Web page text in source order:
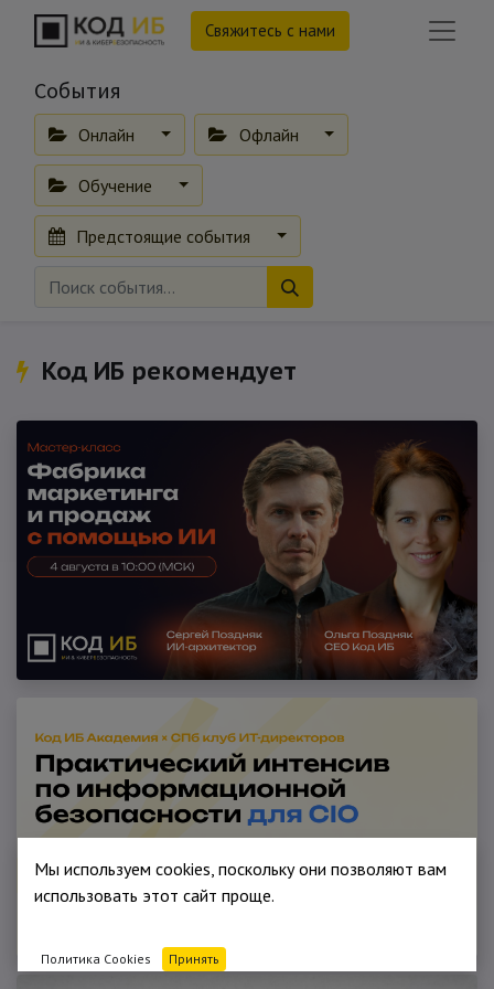
Свяжитесь с нами
События
Онлайн Офлайн
Обучение
Предстоящие события
Код ИБ рекомендует
Мы используем cookies, поскольку они позволяют вам
использовать этот сайт проще.
Политика Cookies Принять